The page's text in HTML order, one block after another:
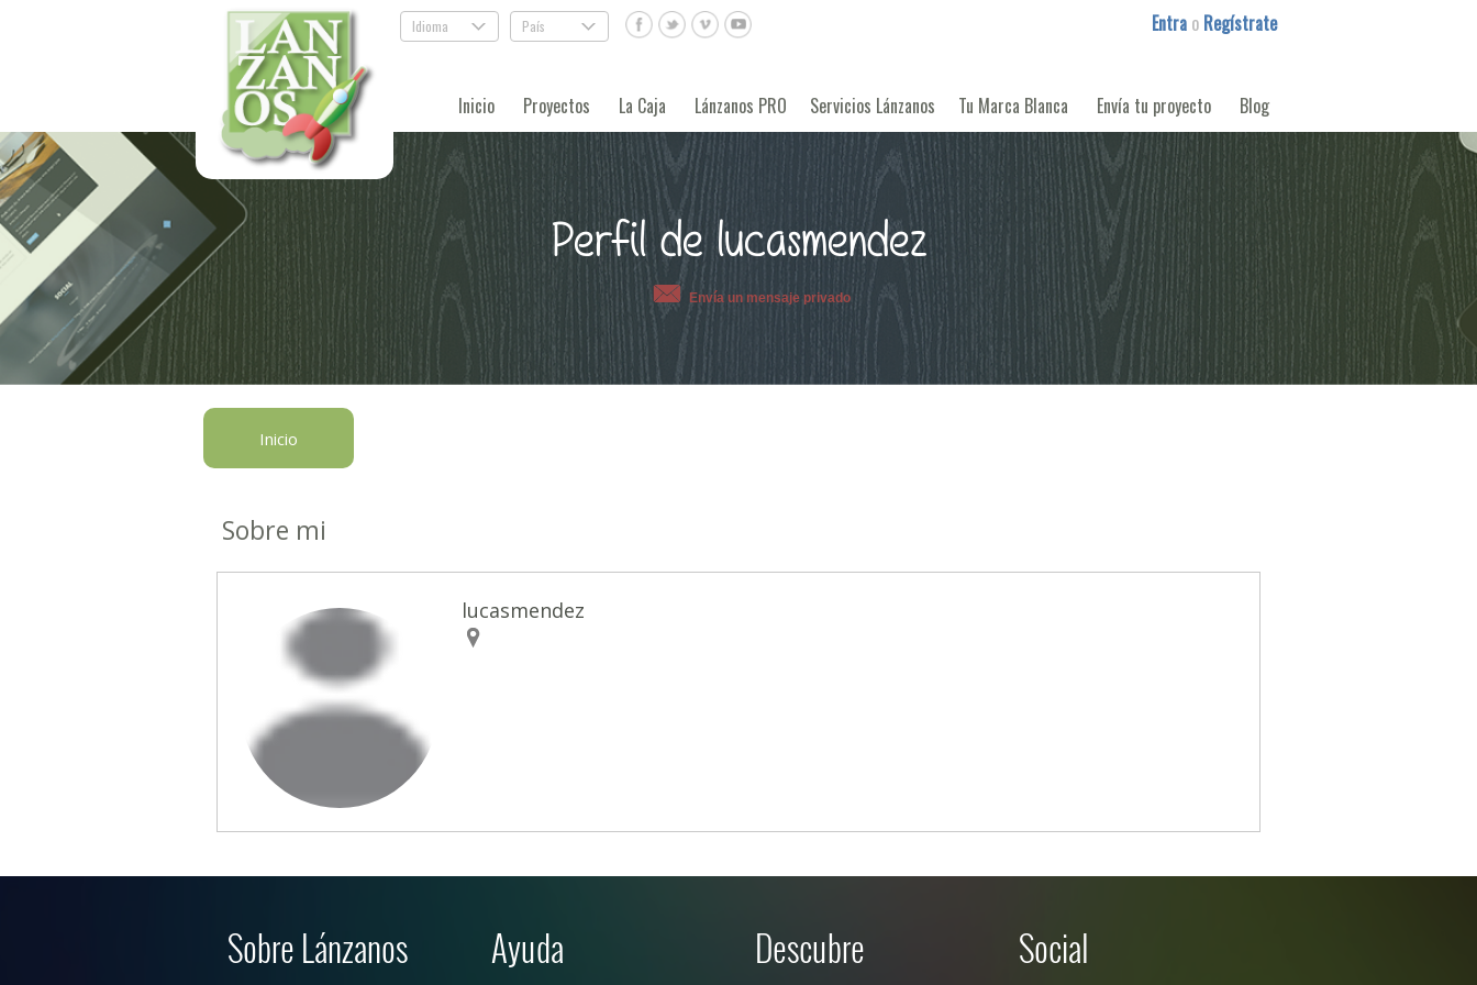
Idioma . País . Entra o Regístrate
Inicio Proyectos La Caja Lánzanos PRO Servicios Lánzanos Tu Marca Blanca Envía tu proyecto Blog
Perfil de lucasmendez
Envía un mensaje privado
Inicio
Sobre mi
lucasmendez
Sobre Lánzanos Ayuda Descubre Social